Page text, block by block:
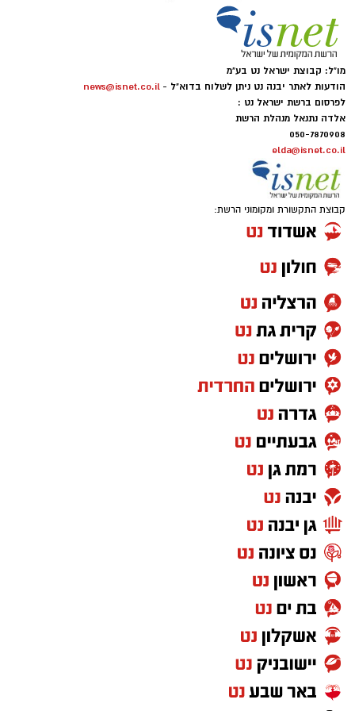
מו"ל: קבוצת ישראל נט בע"מ
הודעות לאתר יבנה נט ניתן לשלוח בדוא"ל - news@isnet.co.il
לפרסום ברשת ישראל נט :
אלדה נתנאל מנהלת הרשת
050-7870908
elda@isnet.co.il
קבוצת התקשורת ומקומוני הרשת: